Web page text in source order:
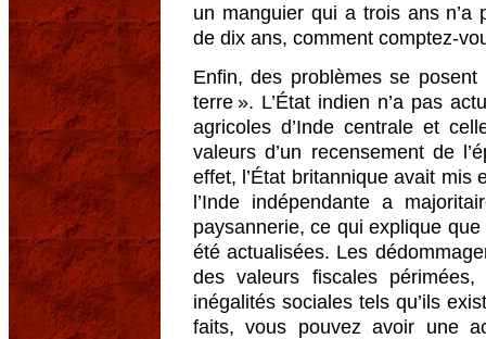
un manguier qui a trois ans n’a
de dix ans, comment comptez-
Enfin, des problèmes se
terre ». L’État indien n’a pas
agricoles d’Inde centrale et
valeurs d’un recensement de
effet, l’État britannique avait
l’Inde indépendante a
paysannerie, ce qui explique
été actualisées. Les
des valeurs fiscales
inégalités sociales tels qu’ils
faits, vous pouvez avoir une